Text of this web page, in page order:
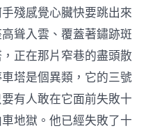
殘感覺心臟快要跳出來
聳入雲、覆蓋著鏽跡斑
正在那片窄巷的盡頭散
塔是個異類，它的三號
有人敢在它面前失敗十
地獄。他已經失敗了十